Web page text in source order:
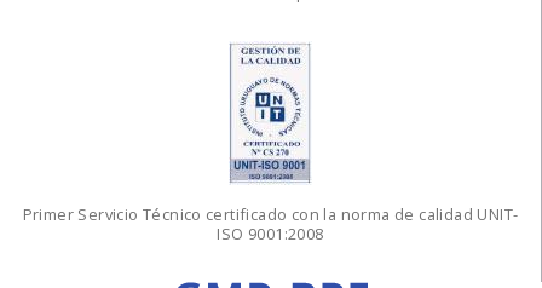
Primer Servicio Técnico certificado con la norma de calidad UNIT-
ISO 9001:2008